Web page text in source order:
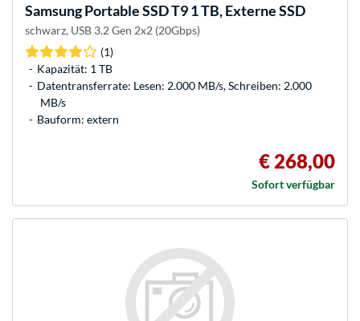
SamsungPortable SSD T9 1 TB, Externe SSD
schwarz, USB 3.2 Gen 2x2 (20Gbps)
(1)
Kapazität: 1 TB
Datentransferrate: Lesen: 2.000 MB/s, Schreiben: 2.000
MB/s
Bauform: extern
€ 268,00
Sofort verfügbar